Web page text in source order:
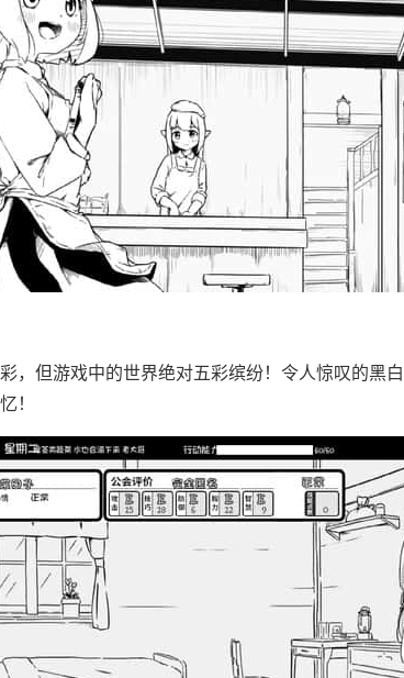
，但游戏中的世界绝对五彩缤纷！令人惊叹的黑
！